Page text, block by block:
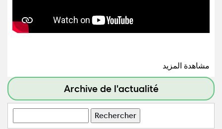
مشاهدة المزيد
Archive de l'actualité